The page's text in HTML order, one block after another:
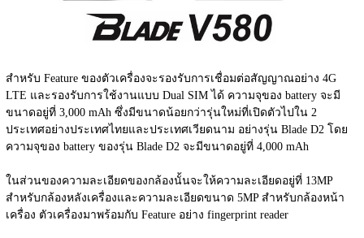
สำหรับ Feature ของตัวเครื่องจะรองรับการเชื่อมต่อสัญญาณอย่าง 4G
LTE และรองรับการใช้งานแบบ Dual SIM ได้ ความจุของ battery จะมี
ขนาดอยู่ที่ 3,000 mAh ซึ่งมีขนาดน้อยกว่ารุ่นใหม่ที่เปิดตัวไปใน 2
ประเทศอย่างประเทศไทยและประเทศเวียดนาม อย่างรุ่น Blade D2 โดย
ความจุของ battery ของรุ่น Blade D2 จะมีขนาดอยู่ที่ 4,000 mAh
ในส่วนของความละเอียดของกล้องนั้นจะให้ความละเอียดอยู่ที่ 13MP
สำหรับกล้องหลังเครื่องและความละเอียดขนาด 5MP สำหรับกล้องหน้า
เครื่อง ตัวเครื่องมาพร้อมกับ Feature อย่าง fingerprint reader